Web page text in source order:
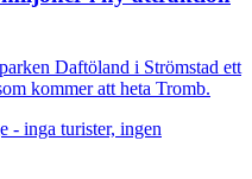
Daftöland i Strömstad ett
kommer att heta Tromb.